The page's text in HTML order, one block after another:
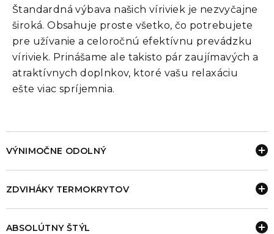
Štandardná výbava našich víriviek je nezvyčajne
široká. Obsahuje proste všetko, čo potrebujete
pre užívanie a celoročnú efektívnu prevádzku
víriviek. Prinášame ale takisto pár zaujímavých a
atraktívnych doplnkov, ktoré vašu relaxáciu
ešte viac spríjemnia.
VÝNIMOČNE ODOLNÝ
ZDVIHÁKY TERMOKRYTOV
ABSOLÚTNY ŠTÝL